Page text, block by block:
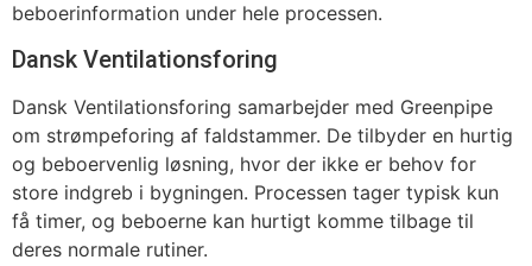
beboerinformation under hele processen.
Dansk Ventilationsforing
Dansk Ventilationsforing samarbejder med Greenpipe
om strømpeforing af faldstammer. De tilbyder en hurtig
og beboervenlig løsning, hvor der ikke er behov for
store indgreb i bygningen. Processen tager typisk kun
få timer, og beboerne kan hurtigt komme tilbage til
deres normale rutiner.